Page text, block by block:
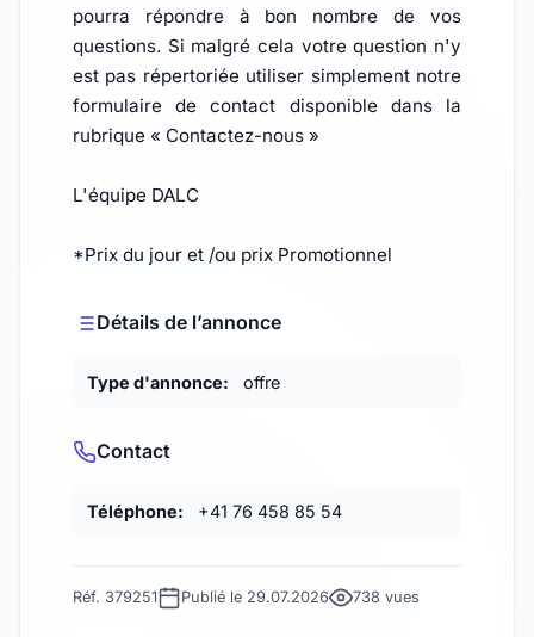
pourra répondre à bon nombre de vos
questions. Si malgré cela votre question n'y
est pas répertoriée utiliser simplement notre
formulaire de contact disponible dans la
rubrique « Contactez-nous »
L'équipe DALC
*Prix du jour et /ou prix Promotionnel
Détails de l’annonce
Type d'annonce: offre
Contact
Téléphone: +41 76 458 85 54
Réf. 379251 Publié le 29.07.2026 738 vues